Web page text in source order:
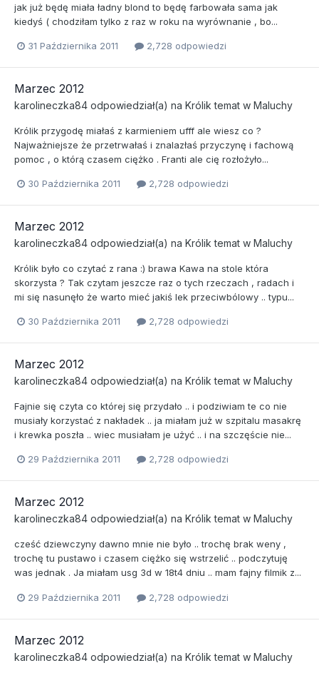
jak już będę miała ładny blond to będę farbowała sama jak
kiedyś ( chodziłam tylko z raz w roku na wyrównanie , bo...
31 Października 2011 2,728 odpowiedzi
Marzec 2012
karolineczka84 odpowiedział(a) na Królik temat w Maluchy
Królik przygodę miałaś z karmieniem ufff ale wiesz co ?
Najważniejsze że przetrwałaś i znalazłaś przyczynę i fachową
pomoc , o którą czasem ciężko . Franti ale cię rozłożyło...
30 Października 2011 2,728 odpowiedzi
Marzec 2012
karolineczka84 odpowiedział(a) na Królik temat w Maluchy
Królik było co czytać z rana :) brawa Kawa na stole która
skorzysta ? Tak czytam jeszcze raz o tych rzeczach , radach i
mi się nasunęło że warto mieć jakiś lek przeciwbólowy .. typu...
30 Października 2011 2,728 odpowiedzi
Marzec 2012
karolineczka84 odpowiedział(a) na Królik temat w Maluchy
Fajnie się czyta co której się przydało .. i podziwiam te co nie
musiały korzystać z nakładek .. ja miałam już w szpitalu masakrę
i krewka poszła .. wiec musiałam je użyć .. i na szczęście nie...
29 Października 2011 2,728 odpowiedzi
Marzec 2012
karolineczka84 odpowiedział(a) na Królik temat w Maluchy
cześć dziewczyny dawno mnie nie było .. trochę brak weny ,
trochę tu pustawo i czasem ciężko się wstrzelić .. podczytuję
was jednak . Ja miałam usg 3d w 18t4 dniu .. mam fajny filmik z...
29 Października 2011 2,728 odpowiedzi
Marzec 2012
karolineczka84 odpowiedział(a) na Królik temat w Maluchy